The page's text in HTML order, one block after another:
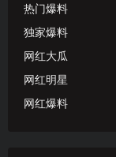
热门爆料
独家爆料
网红大瓜
网红明星
网红爆料